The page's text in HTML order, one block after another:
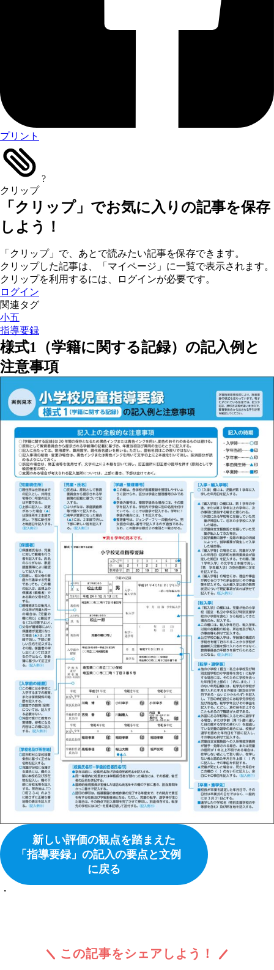
プリント
クリップ
?
「クリップ」でお気に入りの記事を保存
しよう！
「クリップ」で、あとで読みたい記事を保存できます。
クリップした記事は、「マイページ」に一覧で表示されます。
クリップを利用するには、ログインが必要です。
ログイン
関連タグ
小五
指導要録
様式1（学籍に関する記録）の記入例と
注意事項
新しい評価の観点を踏まえた
「指導要録」の記入の要点と文例
に戻る
・
この記事をシェアしよう！